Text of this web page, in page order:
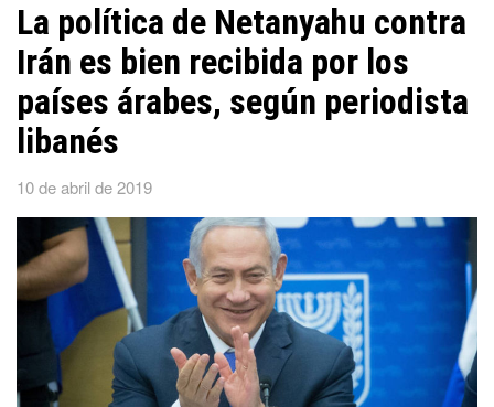
La política de Netanyahu contra
Irán es bien recibida por los
países árabes, según periodista
libanés
10 de abril de 2019